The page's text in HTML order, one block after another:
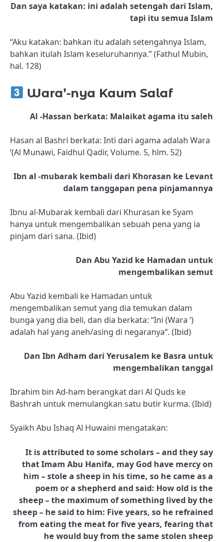
Dan saya katakan: ini adalah setengah dari Islam,
tapi itu semua Islam
“Aku katakan: bahkan itu adalah setengahnya Islam,
bahkan itulah Islam keseluruhannya.” (Fathul Mubin,
hal. 128)
Wara’-nya Kaum Salaf
Al -Hassan berkata: Malaikat agama itu saleh
Hasan al Bashri berkata: Inti dari agama adalah Wara
‘(Al Munawi, Faidhul Qadir, Volume. 5, hlm. 52)
Ibn al -mubarak kembali dari Khorasan ke Levant
dalam tanggapan pena pinjamannya
Ibnu al-Mubarak kembali dari Khurasan ke Syam
hanya untuk mengembalikan sebuah pena yang ia
pinjam dari sana. (Ibid)
Dan Abu Yazid ke Hamadan untuk
mengembalikan semut
Abu Yazid kembali ke Hamadan untuk
mengembalikan semut yang dia temukan dalam
bunga yang dia beli, dan dia berkata: “Ini (Wara ‘)
adalah hal yang aneh/asing di negaranya”. (Ibid)
Dan Ibn Adham dari Yerusalem ke Basra untuk
mengembalikan tanggal
Ibrahim bin Ad-ham berangkat dari Al Quds ke
Bashrah untuk memulangkan satu butir kurma. (Ibid)
Syaikh Abu Ishaq Al Huwaini mengatakan:
It is attributed to some scholars – and they say
that Imam Abu Hanifa, may God have mercy on
him – stole a sheep in his time, so he came as a
poem or a shepherd and said: How old is the
sheep – the maximum of something lived by the
sheep – he said to him: Five years, so he refrained
from eating the meat for five years, fearing that
he would buy from the same stolen sheep